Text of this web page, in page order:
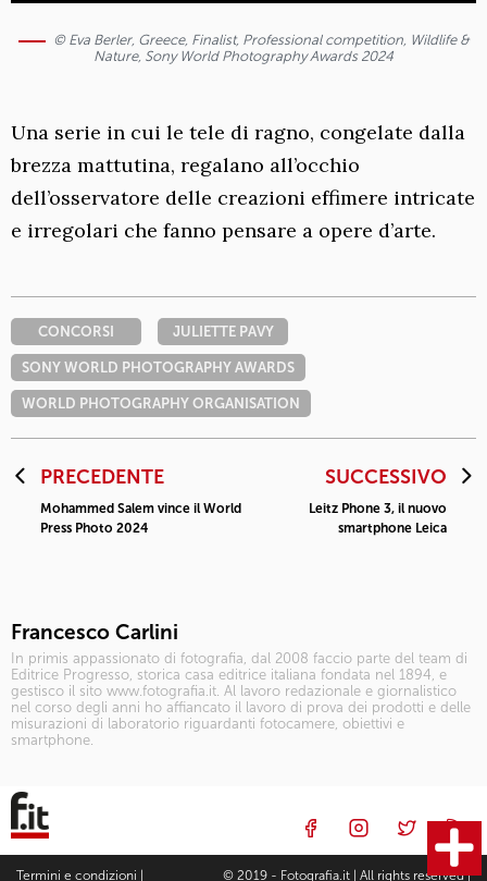
© Eva Berler, Greece, Finalist, Professional competition, Wildlife &
Nature, Sony World Photography Awards 2024
Una serie in cui le tele di ragno, congelate dalla
brezza mattutina, regalano all’occhio
dell’osservatore delle creazioni effimere intricate
e irregolari che fanno pensare a opere d’arte.
CONCORSI JULIETTE PAVY
SONY WORLD PHOTOGRAPHY AWARDS
WORLD PHOTOGRAPHY ORGANISATION
PRECEDENTE
Mohammed Salem vince il World
Press Photo 2024
SUCCESSIVO
Leitz Phone 3, il nuovo
smartphone Leica
Francesco Carlini
In primis appassionato di fotografia, dal 2008 faccio parte del team di
Editrice Progresso, storica casa editrice italiana fondata nel 1894, e
gestisco il sito www.fotografia.it. Al lavoro redazionale e giornalistico
nel corso degli anni ho affiancato il lavoro di prova dei prodotti e delle
misurazioni di laboratorio riguardanti fotocamere, obiettivi e
smartphone.
Termini e condizioni © 2019 - Fotografia.it | All rights reserved |